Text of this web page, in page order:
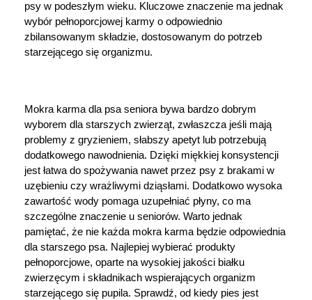
Mężczyzna
Zdrowy styl życia
Sprzęt medyczny
Motoryzacja
Grupy produktowe
Marki
psy w podeszłym wieku. Kluczowe znaczenie ma jednak
wybór pełnoporcjowej karmy o odpowiednio
zbilansowanym składzie, dostosowanym do potrzeb
starzejącego się organizmu.
Mokra karma dla psa seniora bywa bardzo dobrym
wyborem dla starszych zwierząt, zwłaszcza jeśli mają
problemy z gryzieniem, słabszy apetyt lub potrzebują
dodatkowego nawodnienia. Dzięki miękkiej konsystencji
jest łatwa do spożywania nawet przez psy z brakami w
uzębieniu czy wrażliwymi dziąsłami. Dodatkowo wysoka
zawartość wody pomaga uzupełniać płyny, co ma
szczególne znaczenie u seniorów. Warto jednak
pamiętać, że nie każda mokra karma będzie odpowiednia
dla starszego psa. Najlepiej wybierać produkty
pełnoporcjowe, oparte na wysokiej jakości białku
zwierzęcym i składnikach wspierających organizm
starzejącego się pupila. Sprawdź, od kiedy pies jest